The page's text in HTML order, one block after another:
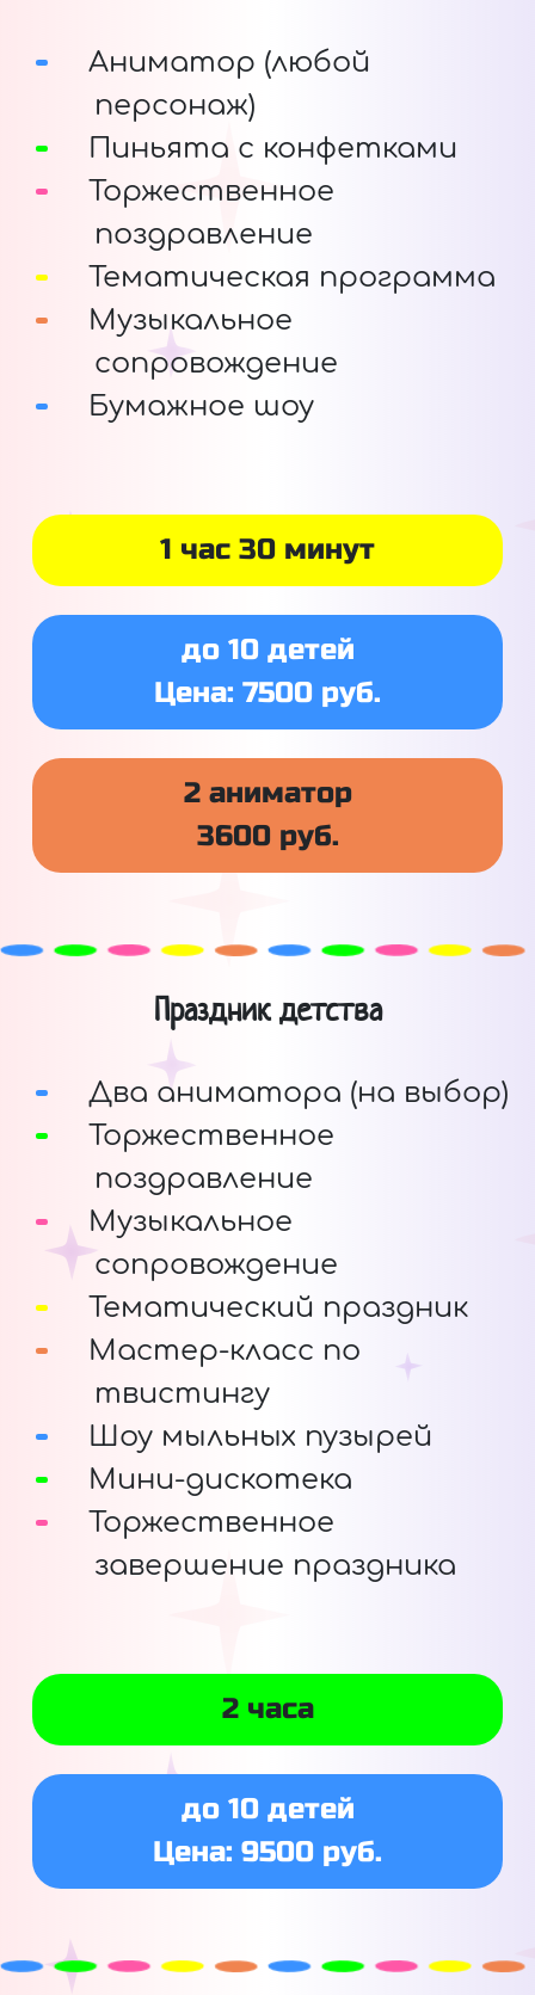
Аниматор (любой
персонаж)
Пиньята с конфетками
Торжественное
поздравление
Тематическая программа
Музыкальное
сопровождение
Бумажное шоу
1 час 30 минут
до 10 детей
Цена: 7500 руб.
2 аниматор
3600 руб.
Праздник детства
Два аниматора (на выбор)
Торжественное
поздравление
Музыкальное
сопровождение
Тематический праздник
Мастер-класс по
твистингу
Шоу мыльных пузырей
Мини-дискотека
Торжественное
завершение праздника
2 часа
до 10 детей
Цена: 9500 руб.